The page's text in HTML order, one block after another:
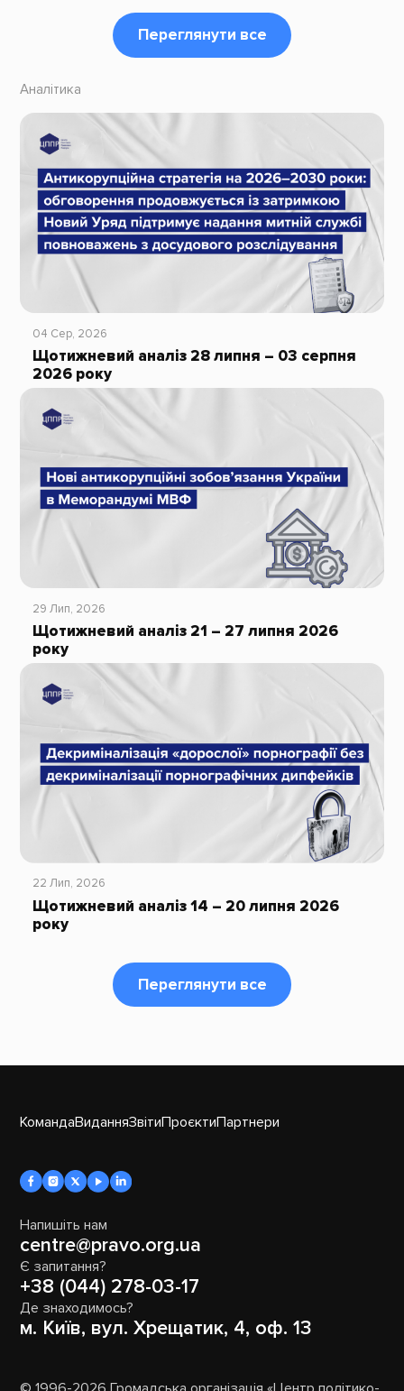
Переглянути все
Аналітика
04 Сер, 2026
Щотижневий аналіз 28 липня – 03 серпня
2026 року
29 Лип, 2026
Щотижневий аналіз 21 – 27 липня 2026
року
22 Лип, 2026
Щотижневий аналіз 14 – 20 липня 2026
року
Переглянути все
КомандаВиданняЗвітиПроєктиПартнери
Напишіть нам
centre@pravo.org.ua
Є запитання?
+38 (044) 278-03-17
Де знаходимось?
м. Київ, вул. Хрещатик, 4, оф. 13